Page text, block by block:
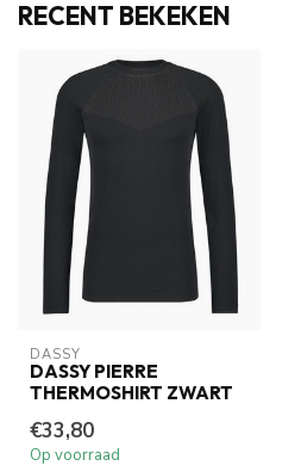
RECENT BEKEKEN
DASSY
DASSY PIERRE
THERMOSHIRT ZWART
€33,80
Op voorraad